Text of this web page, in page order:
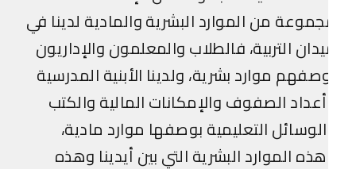
من الموارد البشرية والمادية لدينا في
التربية، فالطلاب والمعلمون والإداريون
موارد بشرية، ولدينا الأبنية المدرسية
الصفوف والإمكانات المالية والكتب
التعليمية بوصفها موارد مادية،
الموارد البشرية التي بين أيدينا وهذه